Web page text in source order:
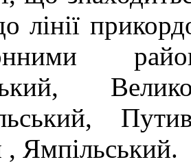
лінії
Ямпільський.